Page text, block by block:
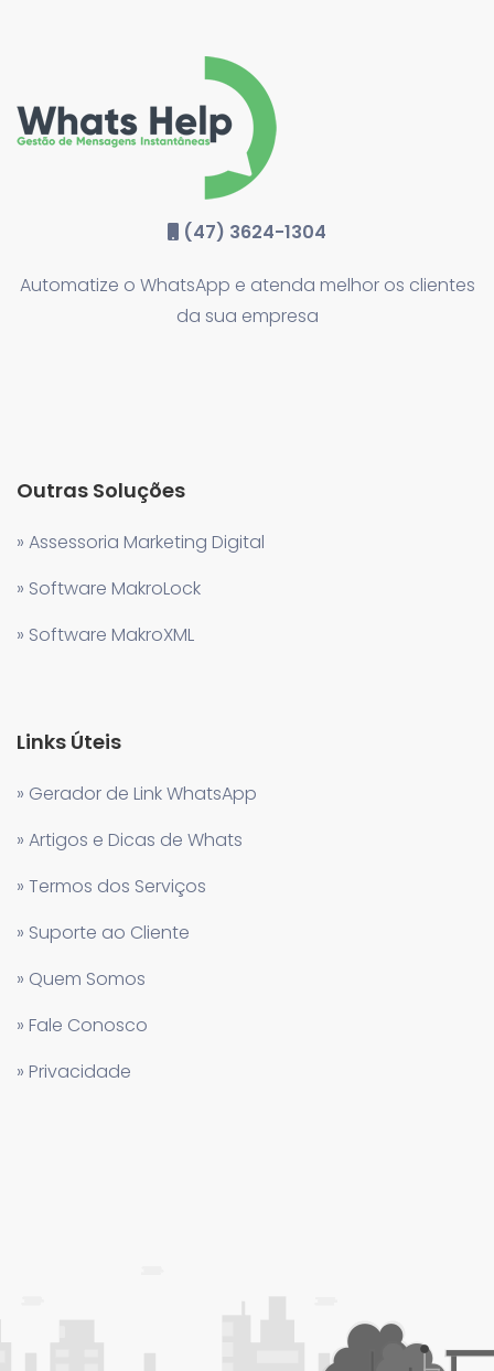
(47) 3624-1304
Automatize o WhatsApp e atenda melhor os clientes
da sua empresa
Outras Soluções
» Assessoria Marketing Digital
» Software MakroLock
» Software MakroXML
Links Úteis
» Gerador de Link WhatsApp
» Artigos e Dicas de Whats
» Termos dos Serviços
» Suporte ao Cliente
» Quem Somos
» Fale Conosco
» Privacidade